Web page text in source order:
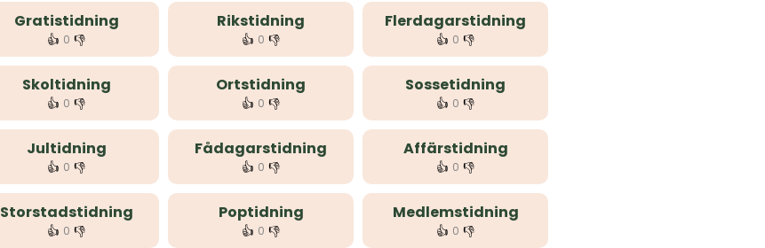
Gratistidning
👍 0 👎
Rikstidning
👍 0 👎
Flerdagarstidning
👍 0 👎
Skoltidning
👍 0 👎
Ortstidning
👍 0 👎
Sossetidning
👍 0 👎
Jultidning
👍 0 👎
Fådagarstidning
👍 0 👎
Affärstidning
👍 0 👎
Storstadstidning
👍 0 👎
Poptidning
👍 0 👎
Medlemstidning
👍 0 👎